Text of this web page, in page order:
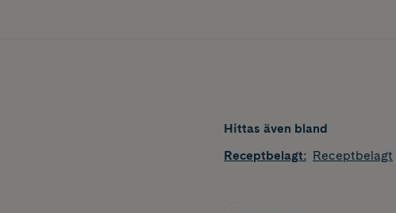
Hittas även bland
Receptbelagt: Receptbelagt